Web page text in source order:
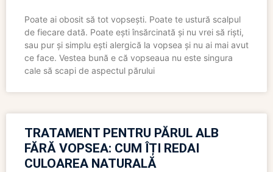
Poate ai obosit să tot vopsești. Poate te ustură scalpul
de fiecare dată. Poate ești însărcinată și nu vrei să riști,
sau pur și simplu ești alergică la vopsea și nu ai mai avut
ce face. Vestea bună e că vopseaua nu este singura
cale să scapi de aspectul părului
TRATAMENT PENTRU PĂRUL ALB
FĂRĂ VOPSEA: CUM ÎȚI REDAI
CULOAREA NATURALĂ